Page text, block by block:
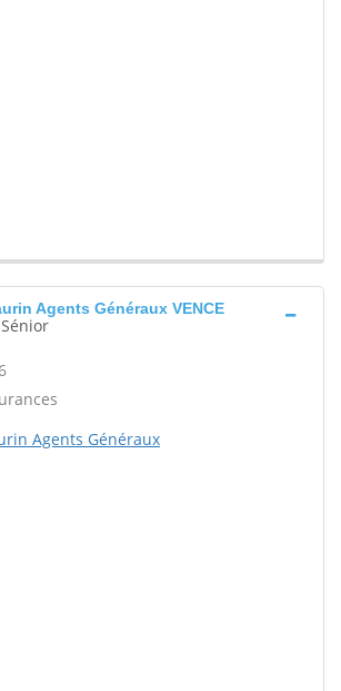
Agents Généraux VENCE
Agents Généraux